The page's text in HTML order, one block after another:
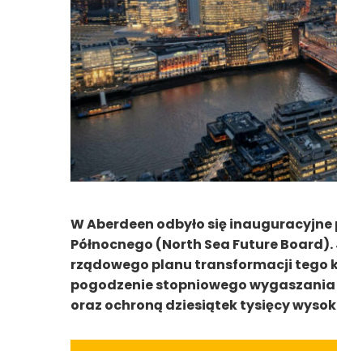
W Aberdeen odbyło się inauguracyjne
Północnego (North Sea Future
rządowego planu transformacji tego
pogodzenie stopniowego
oraz ochroną dziesiątek tysięcy